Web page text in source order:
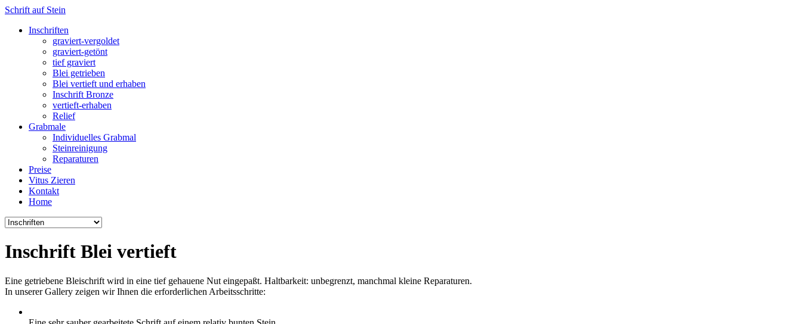
Schrift auf Stein
Inschriften
graviert-vergoldet
graviert-getönt
tief graviert
Blei getrieben
Blei vertieft und erhaben
Inschrift Bronze
vertieft-erhaben
Relief
Grabmale
Individuelles Grabmal
Steinreinigung
Reparaturen
Preise
Vitus Zieren
Kontakt
Home
Inschrift Blei vertieft
Eine getriebene Bleischrift wird in eine tief gehauene Nut eingepaßt. Haltbarkeit: unbegrenzt, manchmal kleine Reparaturen.
In unserer Gallery zeigen wir Ihnen die erforderlichen Arbeitsschritte: